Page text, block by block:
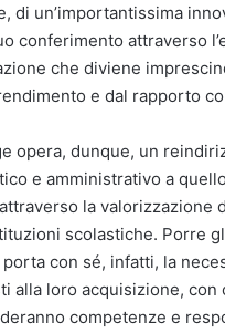
di un’importantissima
conferimento attraverso
che diviene
e dal rapporto
dunque, un
e amministrativo a
la valorizzazione
scolastiche. Porre
con sé, infatti, la
alla loro acquisizione,
competenze e